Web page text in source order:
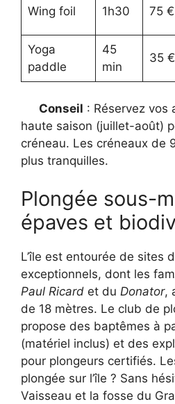
Wing foil 1h30 75 €
Yoga
paddle
45
min
35 €
Conseil : Réservez vos
haute saison (juillet-août)
créneau. Les créneaux de
plus tranquilles.
Plongée sous-
épaves et
L’île est entourée de sites
exceptionnels, dont les
Paul Ricard et du Donator,
de 18 mètres. Le club de
propose des baptêmes à
(matériel inclus) et des
pour plongeurs certifiés.
plongée sur l’île ? Sans
Vaisseau et la fosse du